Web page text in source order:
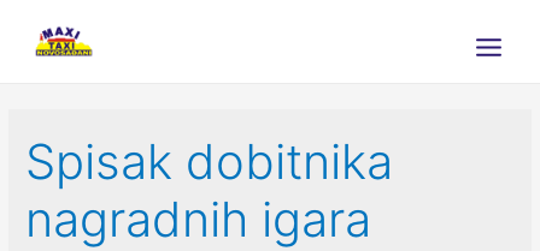
Spisak dobitnika
nagradnih igara